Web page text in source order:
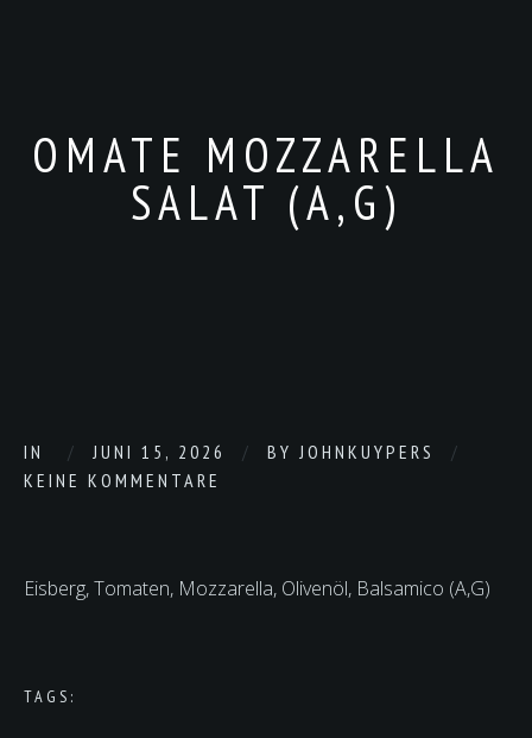
OMATE MOZZARELLA
SALAT (A,G)
IN JUNI 15, 2026 BY JOHNKUYPERS
KEINE KOMMENTARE
Eisberg, Tomaten, Mozzarella, Olivenöl, Balsamico (A,G)
TAGS: